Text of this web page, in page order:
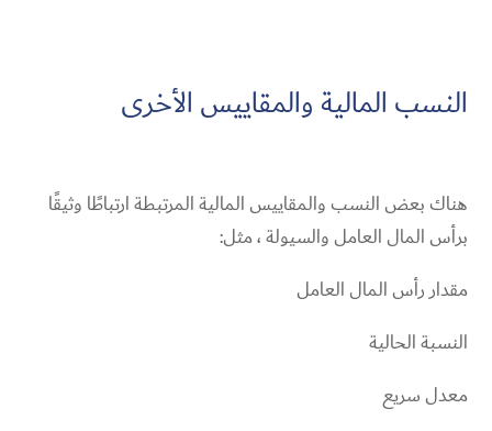
النسب المالية والمقاييس الأخرى
هناك بعض النسب والمقاييس المالية المرتبطة ارتباطًا وثيقًا
برأس المال العامل والسيولة ، مثل:
مقدار رأس المال العامل
النسبة الحالية
معدل سريع